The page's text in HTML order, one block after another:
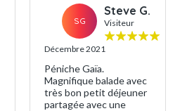
SG
Steve G.
Visiteur
Décembre 2021
Péniche Gaïa.
Magnifique balade avec
très bon petit déjeuner
partagée avec une